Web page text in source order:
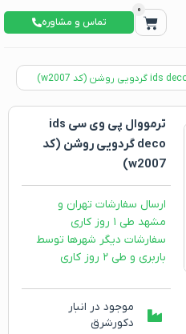
0
تماس و مشاوره
ترمووال پی وی سی ids
deco گردویی روشن (کد
w2007)
ارسال سفارشات تهران و
مشهد طی ۱ روز کاری
سفارشات دیگر شهرها توسط
باربری و طی ۲ روز کاری
موجود در انبار
دکورشرق